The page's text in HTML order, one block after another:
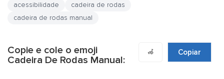
acessibilidade
cadeira de rodas
cadeira de rodas manual
Copie e cole o emoji
Cadeira De Rodas Manual:
🦽 Copiar